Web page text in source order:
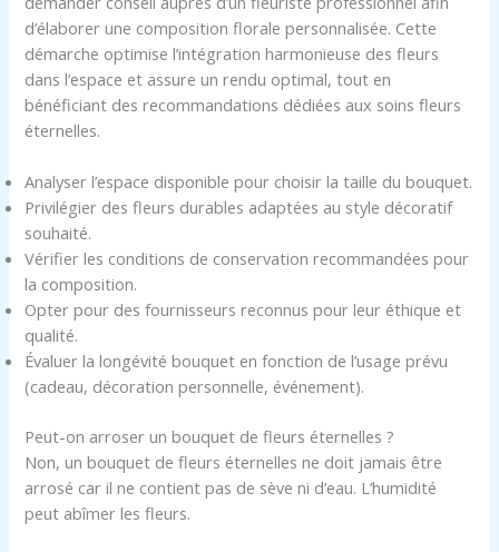
d’élaborer une composition florale personnalisée. Cette
démarche optimise l’intégration harmonieuse des fleurs
dans l’espace et assure un rendu optimal, tout en
bénéficiant des recommandations dédiées aux soins fleurs
éternelles.
Analyser l’espace disponible pour choisir la taille du bouquet.
Privilégier des fleurs durables adaptées au style décoratif
souhaité.
Vérifier les conditions de conservation recommandées pour
la composition.
Opter pour des fournisseurs reconnus pour leur éthique et
qualité.
Évaluer la longévité bouquet en fonction de l’usage prévu
(cadeau, décoration personnelle, événement).
Peut-on arroser un bouquet de fleurs éternelles ?
Non, un bouquet de fleurs éternelles ne doit jamais être
arrosé car il ne contient pas de sève ni d’eau. L’humidité
peut abîmer les fleurs.